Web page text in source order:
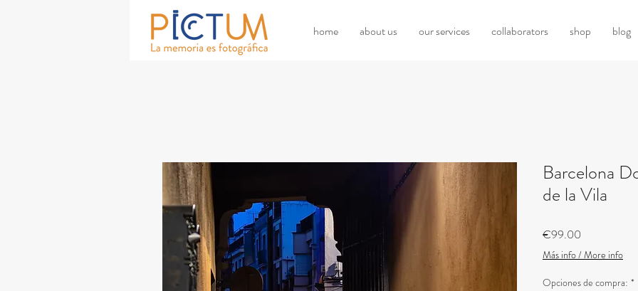
home about us our services collaborators shop blog
Barcelona
de la Vila
€99.00
Más info / More info
Opciones de compra: *